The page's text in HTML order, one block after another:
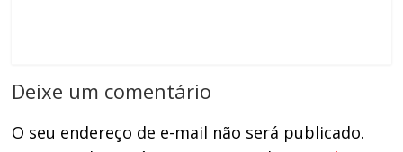
Deixe um comentário
O seu endereço de e-mail não será publicado.